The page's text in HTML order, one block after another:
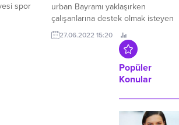
spor
sürmek
urban Bayramı yaklaşırken
çalışanlarına destek olmak isteyen
firmaların arayışına çözüm iWallet
ile geliyor.
27.06.2022 15:20
Popüler
Konular